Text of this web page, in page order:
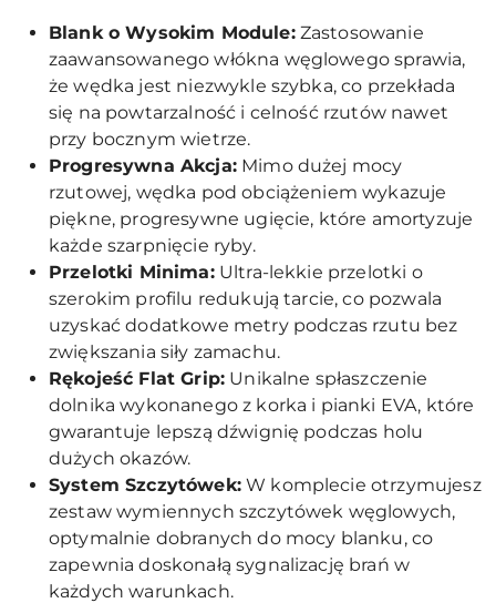
Blank o Wysokim Module:Zastosowanie
zaawansowanego włókna węglowego sprawia,
że wędka jest niezwykle szybka, co przekłada
się na powtarzalność i celność rzutów nawet
przy bocznym wietrze.
Progresywna Akcja:Mimo dużej mocy
rzutowej, wędka pod obciążeniem wykazuje
piękne, progresywne ugięcie, które amortyzuje
każde szarpnięcie ryby.
Przelotki Minima:Ultra-lekkie przelotki o
szerokim profilu redukują tarcie, co pozwala
uzyskać dodatkowe metry podczas rzutu bez
zwiększania siły zamachu.
Rękojeść Flat Grip: Unikalne spłaszczenie
dolnika wykonanego z korka i pianki EVA, które
gwarantuje lepszą dźwignię podczas holu
dużych okazów.
System Szczytówek:W komplecie otrzymujesz
zestaw wymiennych szczytówek węglowych,
optymalnie dobranych do mocy blanku, co
zapewnia doskonałą sygnalizację brań w
każdych warunkach.